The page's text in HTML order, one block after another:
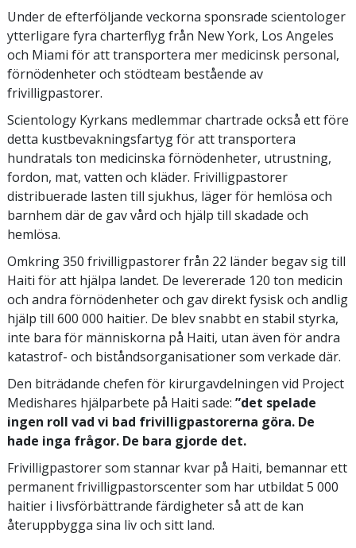
Under de efterföljande veckorna sponsrade scientologer
ytterligare fyra charterflyg från New York, Los Angeles
och Miami för att transportera mer medicinsk personal,
förnödenheter och stödteam bestående av
frivilligpastorer.
Scientology Kyrkans medlemmar chartrade också ett före
detta kustbevakningsfartyg för att transportera
hundratals ton medicinska förnödenheter, utrustning,
fordon, mat, vatten och kläder. Frivilligpastorer
distribuerade lasten till sjukhus, läger för hemlösa och
barnhem där de gav vård och hjälp till skadade och
hemlösa.
Omkring 350 frivilligpastorer från 22 länder begav sig till
Haiti för att hjälpa landet. De levererade 120 ton medicin
och andra förnödenheter och gav direkt fysisk och andlig
hjälp till 600 000 haitier. De blev snabbt en stabil styrka,
inte bara för människorna på Haiti, utan även för andra
katastrof- och biståndsorganisationer som verkade där.
Den biträdande chefen för kirurgavdelningen vid Project
Medishares hjälparbete på Haiti sade: ”det spelade
ingen roll vad vi bad frivilligpastorerna göra. De
hade inga frågor. De bara gjorde det.
Frivilligpastorer som stannar kvar på Haiti, bemannar ett
permanent frivilligpastorscenter som har utbildat 5 000
haitier i livsförbättrande färdigheter så att de kan
återuppbygga sina liv och sitt land.